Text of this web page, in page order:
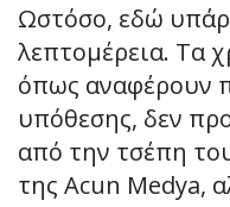
Ωστόσο, εδώ
λεπτομέρεια. Τα
όπως αναφέρουν
υπόθεσης, δεν
από την τσέπη
της Acun Medya,